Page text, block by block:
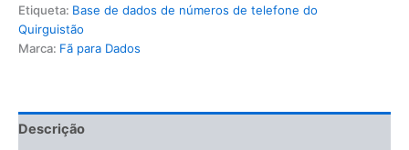
Etiqueta: Base de dados de números de telefone do
Quirguistão
Marca: Fã para Dados
Descrição